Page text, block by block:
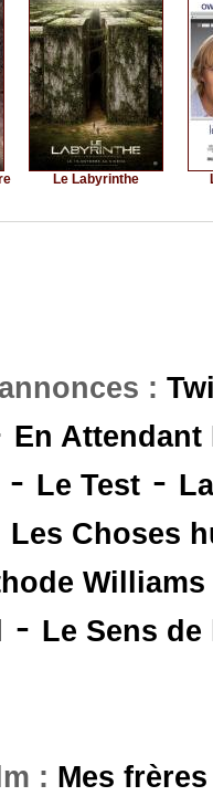
Le Labyrinthe
:
En
- Le Test -
Les Choses
Williams
- Le Sens
: Mes